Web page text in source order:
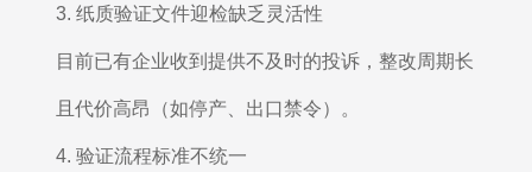
3. 纸质验证文件迎检缺乏灵活性
目前已有企业收到提供不及时的投诉，整改周期长
且代价高昂（如停产、出口禁令）。
4. 验证流程标准不统一